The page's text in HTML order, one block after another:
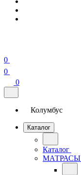
0
0
0
Колумбус
Каталог
Каталог
МАТРАСЫ